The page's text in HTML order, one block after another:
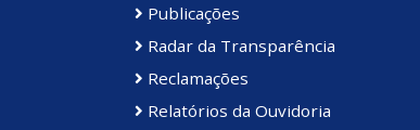
Publicações
Radar da Transparência
Reclamações
Relatórios da Ouvidoria